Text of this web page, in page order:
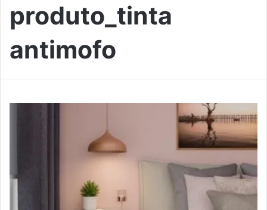
produto_tinta
antimofo